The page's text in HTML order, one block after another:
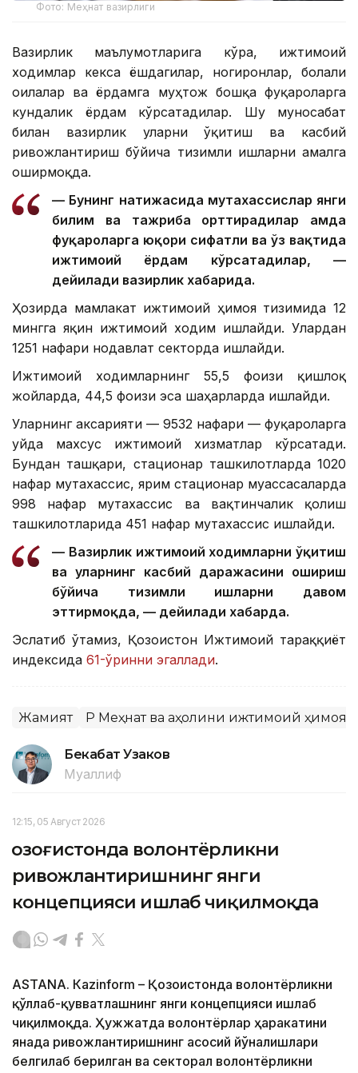
Фото: Меҳнат вазирлиги
Вазирлик маълумотларига кўра, ижтимоий
ходимлар кекса ёшдагилар, ногиронлар, болали
оилалар ва ёрдамга муҳтож бошқа фуқароларга
кундалик ёрдам кўрсатадилар. Шу муносабат
билан вазирлик уларни ўқитиш ва касбий
ривожлантириш бўйича тизимли ишларни амалга
оширмоқда.
— Бунинг натижасида мутахассислар янги
билим ва тажриба орттирадилар ҳамда
фуқароларга юқори сифатли ва ўз вақтида
ижтимоий ёрдам кўрсатадилар, —
дейилади вазирлик хабарида.
Ҳозирда мамлакат ижтимоий ҳимоя тизимида 12
мингга яқин ижтимоий ходим ишлайди. Улардан
1251 нафари нодавлат секторда ишлайди.
Ижтимоий ходимларнинг 55,5 фоизи қишлоқ
жойларда, 44,5 фоизи эса шаҳарларда ишлайди.
Уларнинг аксарияти — 9532 нафари — фуқароларга
уйда махсус ижтимоий хизматлар кўрсатади.
Бундан ташқари, стационар ташкилотларда 1020
нафар мутахассис, ярим стационар муассасаларда
998 нафар мутахассис ва вақтинчалик қолиш
ташкилотларида 451 нафар мутахассис ишлайди.
— Вазирлик ижтимоий ходимларни ўқитиш
ва уларнинг касбий даражасини ошириш
бўйича тизимли ишларни давом
эттирмоқда, — дейилади хабарда.
Эслатиб ўтамиз, Қозоғистон Ижтимоий тараққиёт
индексида 61-ўринни эгаллади.
Жамият ҚР Меҳнат ва аҳолини ижтимоий ҳимоя
Бекабат Узаков
Муаллиф
12:15, 05 Август 2026
Қозоғистонда волонтёрликни
ривожлантиришнинг янги
концепцияси ишлаб чиқилмоқда
ASTANА. Кazinform – Қозоғистонда волонтёрликни
қўллаб-қувватлашнинг янги концепцияси ишлаб
чиқилмоқда. Ҳужжатда волонтёрлар ҳаракатини
янада ривожлантиришнинг асосий йўналишлари
белгилаб берилган ва секторал волонтёрликни